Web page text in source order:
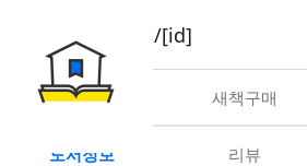
book/rent/[id]
대여 새책구매
도서정보 리뷰